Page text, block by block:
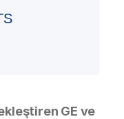
GE ve